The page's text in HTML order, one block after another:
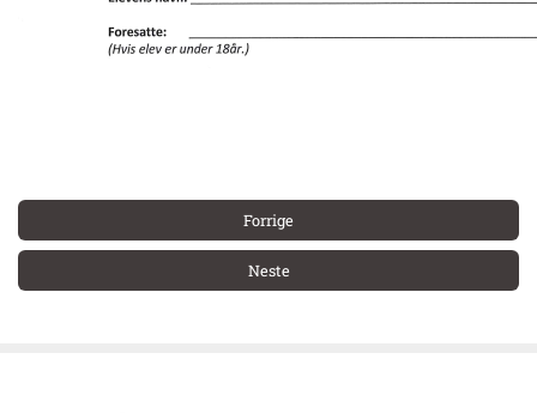
Forrige
Neste